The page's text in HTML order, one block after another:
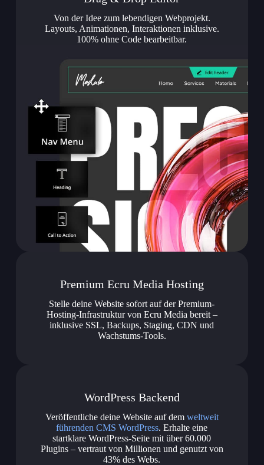
Von der Idee zum lebendigen Webprojekt.
Layouts, Animationen, Interaktionen inklusive.
100% ohne Code bearbeitbar.
Premium Ecru Media Hosting
Stelle deine Website sofort auf der Premium-
Hosting-Infrastruktur von Ecru Media bereit –
inklusive SSL, Backups, Staging, CDN und
Wachstums-Tools.
WordPress Backend
Veröffentliche deine Website auf dem weltweit
führenden CMS WordPress. Erhalte eine
startklare WordPress-Seite mit über 60.000
Plugins – vertraut von Millionen und genutzt von
43% des Webs.